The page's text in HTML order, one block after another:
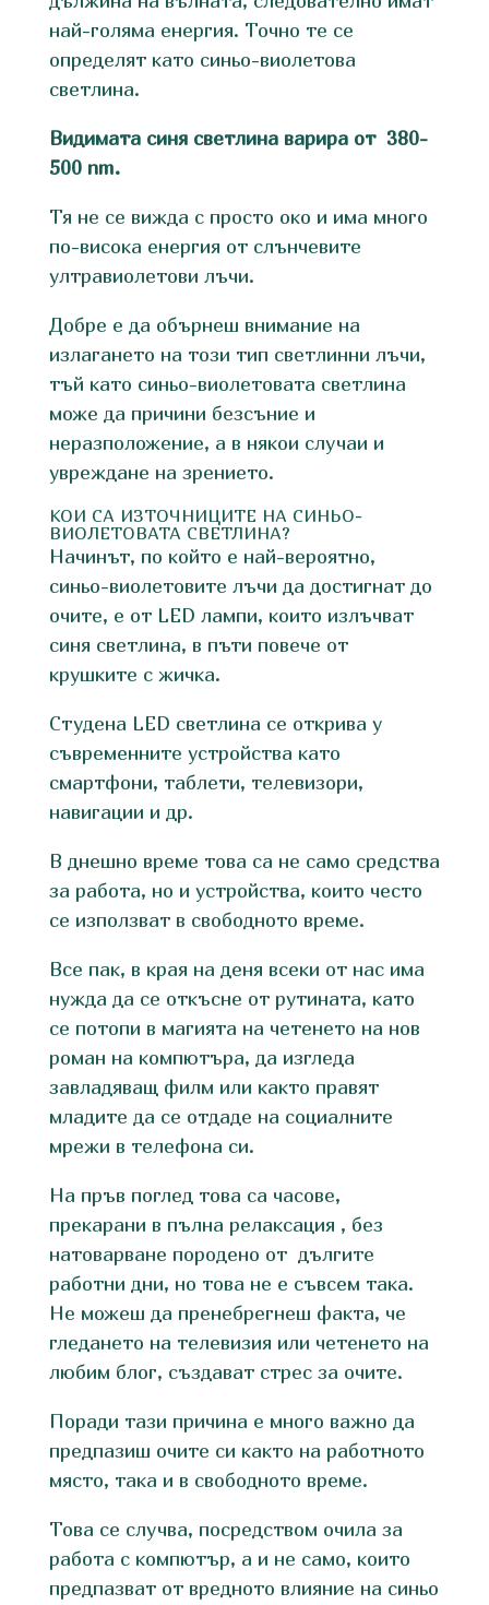
най-голяма енергия. Точно те се
определят като синьо-виолетова
светлина.
Видимата синя светлина варира от 380-
500 nm.
Тя не се вижда с просто око и има много
по-висока енергия от слънчевите
ултравиолетови лъчи.
Добре е да обърнеш внимание на
излагането на този тип светлинни лъчи,
тъй като синьо-виолетовата светлина
може да причини безсъние и
неразположение, а в някои случаи и
увреждане на зрението.
КОИ СА ИЗТОЧНИЦИТЕ НА СИНЬО-
ВИОЛЕТОВАТА СВЕТЛИНА?
Начинът, по който е най-вероятно,
синьо-виолетовите лъчи да достигнат до
очите, е от LED лампи, които излъчват
синя светлина, в пъти повече от
крушките с жичка.
Студена LED светлина се открива у
съвременните устройства като
смартфони, таблети, телевизори,
навигации и др.
В днешно време това са не само средства
за работа, но и устройства, които често
се използват в свободното време.
Все пак, в края на деня всеки от нас има
нужда да се откъсне от рутината, като
се потопи в магията на четенето на нов
роман на компютъра, да изгледа
завладяващ филм или както правят
младите да се отдаде на социалните
мрежи в телефона си.
На пръв поглед това са часове,
прекарани в пълна релаксация , без
натоварване породено от дългите
работни дни, но това не е съвсем така.
Не можеш да пренебрегнеш факта, че
гледането на телевизия или четенето на
любим блог, създават стрес за очите.
Поради тази причина е много важно да
предпазиш очите си както на работното
място, така и в свободното време.
Това се случва, посредством очила за
работа с компютър, а и не само, които
предпазват от вредното влияние на синьо